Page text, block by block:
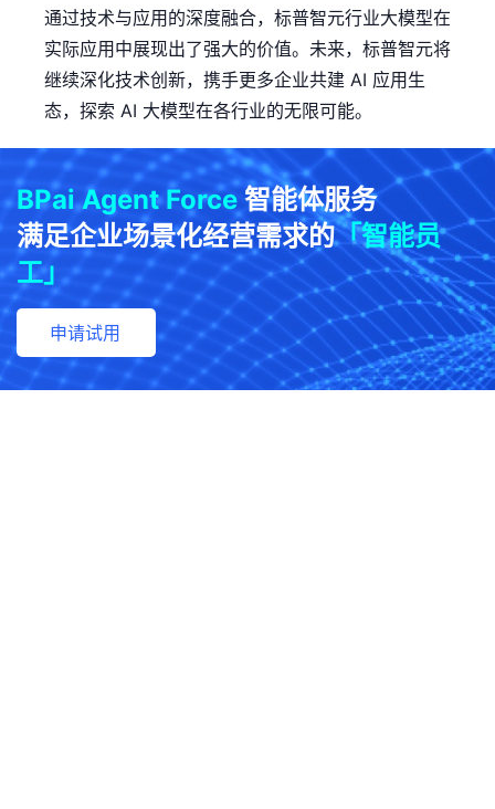
通过技术与应用的深度融合，标普智元行业大模型在
实际应用中展现出了强大的价值。未来，标普智元将
继续深化技术创新，携手更多企业共建 AI 应用生
态，探索 AI 大模型在各行业的无限可能。
BPai Agent Force 智能体服务
满足企业场景化经营需求的「智能员
工」
申请试用